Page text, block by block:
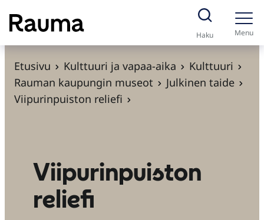
S
i
Haku Menu
Etusivu Kulttuuri ja vapaa-aika
Kulttuuri
Rauman kaupungin museot
Julkinen taide
Viipurinpuiston reliefi
Viipurinpuiston
reliefi